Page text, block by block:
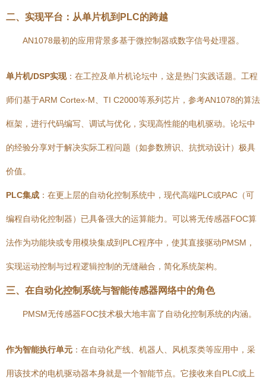
二、实现平台：从单片机到PLC的跨越
AN1078最初的应用背景多基于微控制器或数字信号处理器。
单片机/DSP实现：在工控及单片机论坛中，这是热门实践话题。工程
师们基于ARM Cortex-M、TI C2000等系列芯片，参考AN1078的算法
框架，进行代码编写、调试与优化，实现高性能的电机驱动。论坛中
的经验分享对于解决实际工程问题（如参数辨识、抗扰动设计）极具
价值。
PLC集成 ：在更上层的自动化控制系统中，现代高端PLC或PAC（可
编程自动化控制器）已具备强大的运算能力。可以将无传感器FOC算
法作为功能块或专用模块集成到PLC程序中，使其直接驱动PMSM，
实现运动控制与过程逻辑控制的无缝融合，简化系统架构。
三、在自动化控制系统与智能传感器网络中的角色
PMSM无传感器FOC技术极大地丰富了自动化控制系统的内涵。
作为智能执行单元 ：在自动化产线、机器人、风机泵类等应用中，采
用该技术的电机驱动器本身就是一个智能节点。它接收来自PLC或上